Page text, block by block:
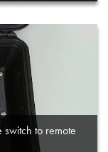
to remote